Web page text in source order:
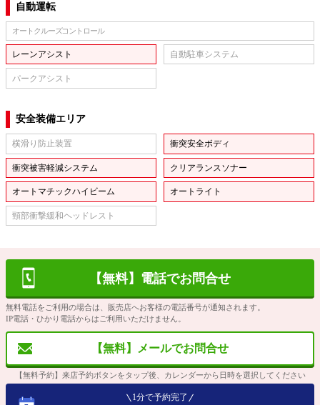
自動運転
オートクルーズコントロール
レーンアシスト 自動駐車システム
パークアシスト
安全装備エリア
横滑り防止装置 衝突安全ボディ
衝突被害軽減システム クリアランスソナー
オートマチックハイビーム オートライト
頸部衝撃緩和ヘッドレスト
【無料】電話でお問合せ
無料電話をご利用の場合は、販売店へお客様の電話番号が通知されます。
IP電話・ひかり電話からはご利用いただけません。
【無料】メールでお問合せ
【無料予約】来店予約ボタンをタップ後、カレンダーから日時を選択してください
1分で予約完了